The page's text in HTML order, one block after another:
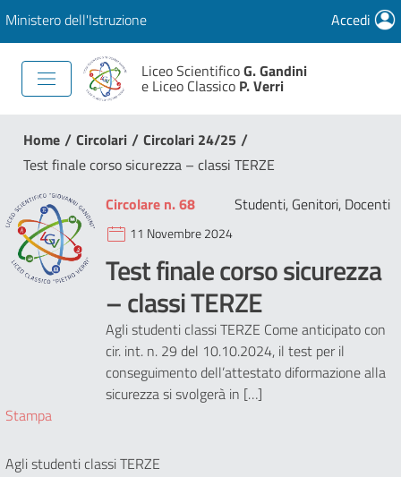
Ministero dell'Istruzione Accedi
Liceo ScientificoG. Gandini
e Liceo Classico P. Verri
Home / Circolari / Circolari 24/25 /
Test finale corso sicurezza – classi TERZE
Circolare n. 68
Studenti, Genitori, Docenti
11 Novembre 2024
Test finale corso sicurezza
– classi TERZE
Agli studenti classi TERZE Come anticipato con
cir. int. n. 29 del 10.10.2024, il test per il
conseguimento dell’attestato diformazione alla
sicurezza si svolgerà in […]
Stampa
Agli studenti classi TERZE